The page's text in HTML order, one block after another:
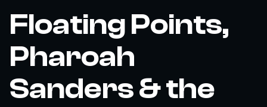
Floating Points,
Pharoah
Sanders & the